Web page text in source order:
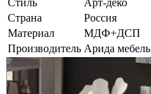
Стиль
Арт-деко
Страна
Россия
Материал
МДФ+ДСП
Производитель Арида мебель